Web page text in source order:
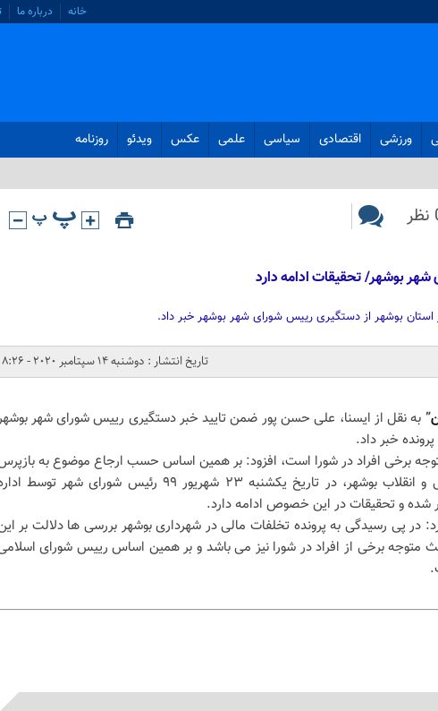
خانه درباره ما
ورزشی اقتصادی سیاسی علمی عکس ویدئو روزنامه
بوشهر/ تحقیقات ادامه دارد
استان بوشهر از دستگیری رییس شورای شهر بوشهر خبر داد.
تاریخ انتشار : دوشنبه 14 سپتامبر 2020 - 8:26
” به نقل از ایسنا، علی حسن پور ضمن تایید خبر دستگیری رییس شورای شهر
خبر داد.
برخی افراد در شورا است، افزود: بر همین اساس حسب ارجاع موضوع به
شعبه هفتم دادسرای عمومی و انقلاب بوشهر، در تاریخ یکشنبه ۲۳ شهریور ۹۹ رئیس شورای شهر توسط
شده و تحقیقات در این خصوص ادامه دارد.
در پی رسیدگی به پرونده تخلفات مالی در شهرداری بوشهر بررسی ها دلالت بر
متوجه برخی از افراد در شورا نیز می باشد و بر همین اساس رییس شورای